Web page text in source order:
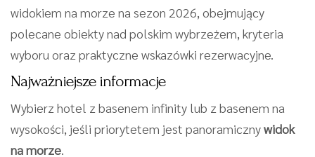
widokiem na morze na sezon 2026, obejmujący
polecane obiekty nad polskim wybrzeżem, kryteria
wyboru oraz praktyczne wskazówki rezerwacyjne.
Najważniejsze informacje
Wybierz hotel z basenem infinity lub z basenem na
wysokości, jeśli priorytetem jest panoramicznywidok
na morze.